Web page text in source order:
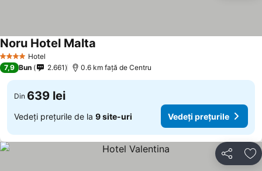
4 Stele Hotel
Noru Hotel Malta
7,9 Bun 2.661 0.6 km faţă de Centru
Din 639 lei
Vedeți prețurile de la 9 site-uri Vedeți prețurile
Distribuiți